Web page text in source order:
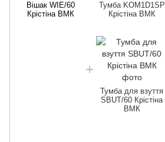
Вішак WIE/60
Крістіна ВМК
Тумба KOM1D1SP
Крістіна ВМК
Тумба для взуття
SBUT/60 Крістіна
ВМК